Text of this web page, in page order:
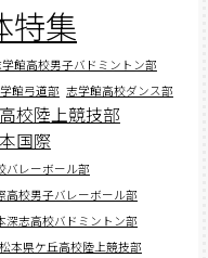
特集
館高校男子バドミントン部
館弓道部 志学館高校ダンス部
校陸上競技部
国際
バレーボール部
高校男子バレーボール部
深志高校バドミントン部
松本県ケ丘高校陸上競技部